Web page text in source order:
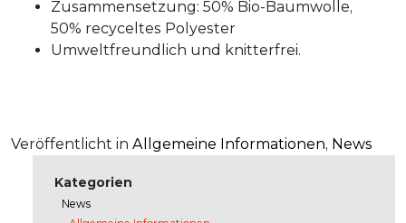
Zusammensetzung: 50% Bio-Baumwolle,
50% recyceltes Polyester
Umweltfreundlich und knitterfrei.
Veröffentlicht in Allgemeine Informationen, News
Kategorien
News